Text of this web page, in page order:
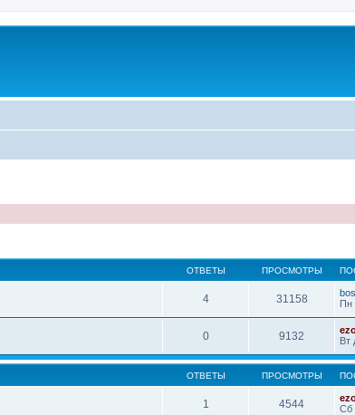
ОТВЕТЫ ПРОСМОТРЫ
4 31158
Пн
0 9132
Вт
ОТВЕТЫ ПРОСМОТРЫ
1 4544
Сб